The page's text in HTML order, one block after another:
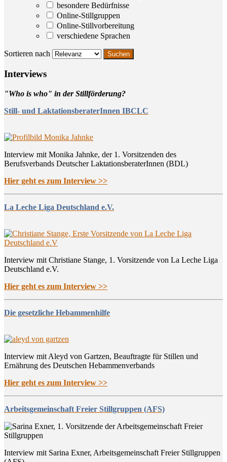
besondere Bedürfnisse
Online-Stillgruppen
Online-Stillvorbereitung
verschiedene Sprachen
Sortieren nach
Inter­views
"Who is who" in der Stillförderung?
Still- und LaktationsberaterInnen IBCLC
Interview mit Monika Jahnke, der 1. Vorsitzenden des
Berufsverbands Deutscher LaktationsberaterInnen (BDL)
Hier geht es zum Interview >>
La Leche Liga Deutschland e.V.
Interview mit Christiane Stange, 1. Vorsitzende von La Leche Liga
Deutschland e.V.
Hier geht es zum Interview >>
Die gesetzliche Hebammenhilfe
Interview mit Aleyd von Gartzen, Beauftragte für Stillen und
Ernährung des Deutschen Hebammenverbands
Hier geht es zum Interview >>
Arbeitsgemeinschaft Freier Stillgruppen (AFS)
Interview mit Sarina Exner, Arbeitsgemeinschaft Freier Stillgruppen